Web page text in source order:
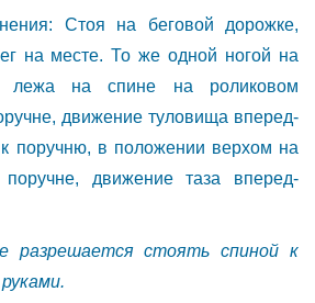
Стоя на беговой дорожке,
на месте. То же одной ногой на
лежа на спине на роликовом
движение туловища вперед-
поручню, в положении верхом на
движение таза вперед-
разрешается стоять спиной к